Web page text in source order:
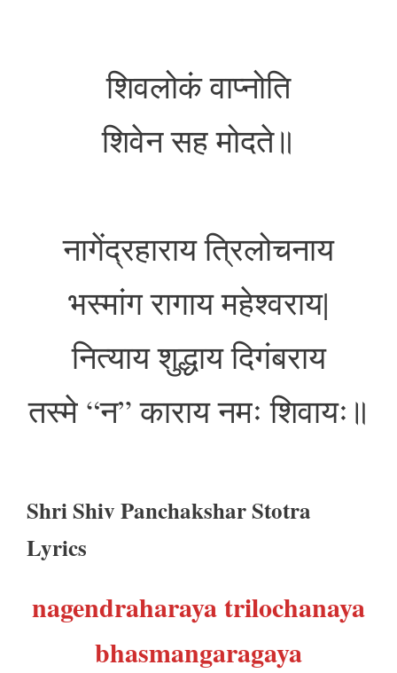
शिवलोकं वाप्नोति
शिवेन सह मोदते॥
नागेंद्रहाराय त्रिलोचनाय
भस्मांग रागाय महेश्वराय|
नित्याय शुद्धाय दिगंबराय
तस्मे “न” काराय नमः शिवायः॥
Shri Shiv Panchakshar Stotra
Lyrics
nagendraharaya trilochanaya
bhasmangaragaya